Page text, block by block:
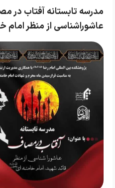
مدرسه تابستانه آفتاب در
عاشوراشناسی از منظر امام